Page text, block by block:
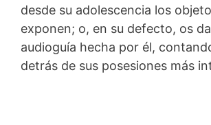
desde su adolescencia los
exponen; o, en su defecto, os
audioguía hecha por él,
detrás de sus posesiones más